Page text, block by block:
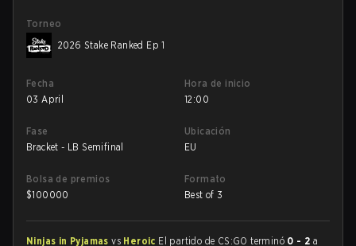
Torneo
2026 Stake Ranked Ep 1
Fecha
03 April
Hora de inicio
12:00
Fase
Bracket - LB Semifinal
Ubicación
EU
Bolsa de premios
$100000
Formato
Best of 3
Ninjas in Pyjamasvs Heroic El partido de CS:GO terminó 0 - 2 a